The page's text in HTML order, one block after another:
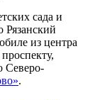
сада и
Рязанский
из центра
Северо-
.